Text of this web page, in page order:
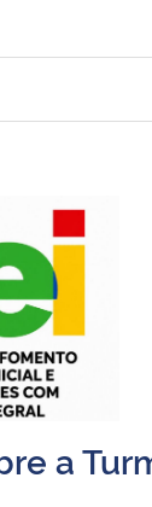
a